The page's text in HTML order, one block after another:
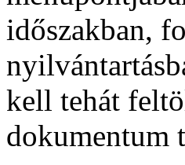
időszakban,
kell tehát
dokumentum